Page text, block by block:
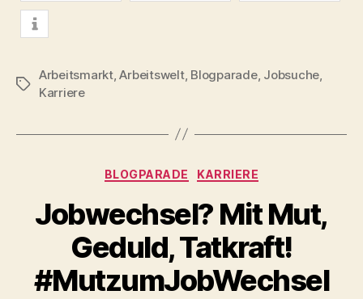
mitteilen
Schlagwörter
Arbeitsmarkt,Arbeitswelt, Blogparade, Jobsuche
Karriere
Kategorien
BLOGPARADE KARRIERE
Jobwechsel? Mit Mut,
Geduld, Tatkraft!
#MutzumJobWechsel